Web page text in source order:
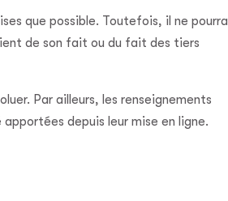
que possible. Toutefois, il ne pourra
de son fait ou du fait des tiers
Par ailleurs, les renseignements
depuis leur mise en ligne.